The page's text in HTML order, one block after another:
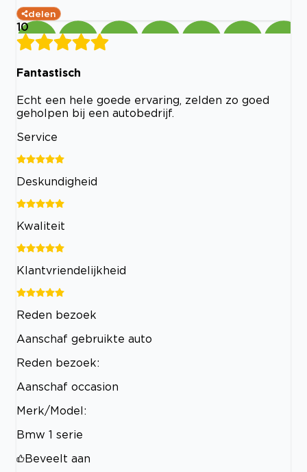
delen
10
Fantastisch
Echt een hele goede ervaring, zelden zo goed
geholpen bij een autobedrijf.
Service
Deskundigheid
Kwaliteit
Klantvriendelijkheid
Reden bezoek
Aanschaf gebruikte auto
Reden bezoek:
Aanschaf occasion
Merk/Model:
Bmw 1 serie
Beveelt aan